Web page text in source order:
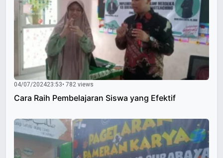
04/07/202423:53• 782 views
Cara Raih Pembelajaran Siswa yang Efektif